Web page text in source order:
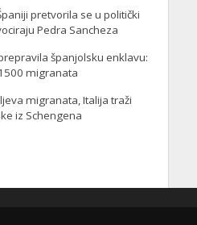
pretvorila se u politički
Pedra Sancheza
španjolsku enklavu:
migranata
migranata, Italija traži
iz Schengena